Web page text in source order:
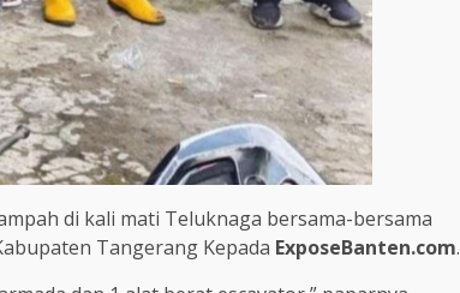
di kali mati Teluknaga bersama-bersama
Tangerang Kepada ExposeBanten.com.